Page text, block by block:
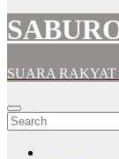
SUARA